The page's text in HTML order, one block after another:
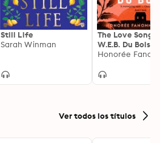
Still Life
Sarah Winman
The Love Songs
W.E.B. Du Bois
Ver todos los títulos